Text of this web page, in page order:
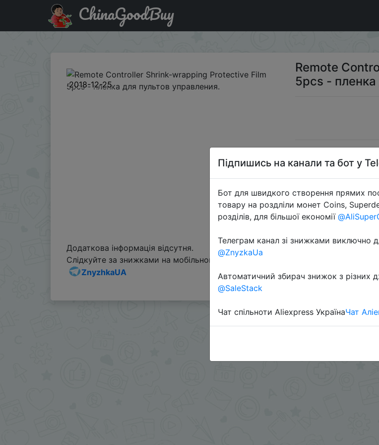
Знижка на Remote Controller Shrink-wrapping Protective Film 5pcs - пленка для пультов
ChinaGoodBuy
2018-12-25
Remote
5pcs - пленка
Додаткова інформація відсутня.
Слідкуйте за знижками на мобільному, в телеграм каналі:
ZnyzhkaUA
Підпишись на канали та бот у
Бот для швидкого створення прямих
товару на роздліли монет Coins,
розділів, для більшої економії
Телеграм канал зі знижками виключно
@ZnyzkaUa
Автоматичний збирач знижок з різних
@SaleStack
Чат спільноти Aliexpress УкраїнаЧат